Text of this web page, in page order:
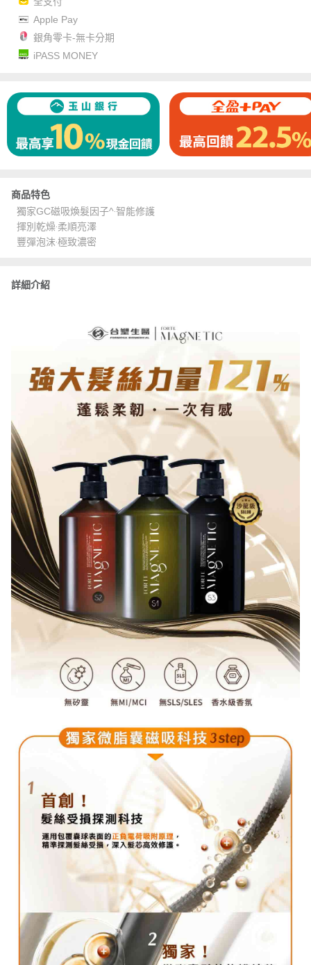
Apple Pay
銀角零卡-無卡分期
iPASS MONEY
商品特色
獨家GC磁吸煥髮因子^‧智能修護
揮別乾燥‧柔順亮澤
豐彈泡沫‧極致濃密
詳細介紹